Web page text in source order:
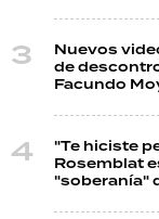
Nuevos
de
Facundo
"Te hiciste
Rosemblat
"soberanía"